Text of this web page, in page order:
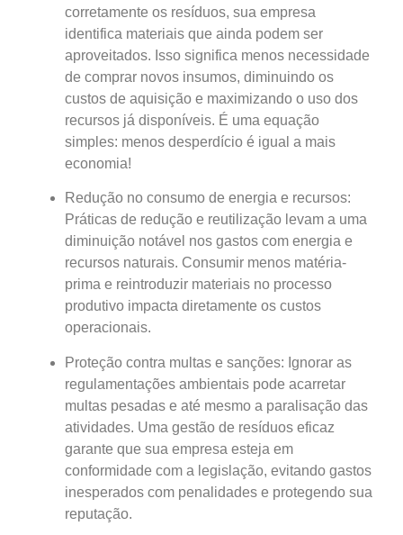
corretamente os resíduos, sua empresa
identifica materiais que ainda podem ser
aproveitados. Isso significa menos necessidade
de comprar novos insumos, diminuindo os
custos de aquisição e maximizando o uso dos
recursos já disponíveis. É uma equação
simples: menos desperdício é igual a mais
economia!
Redução no consumo de energia e recursos:
Práticas de redução e reutilização levam a uma
diminuição notável nos gastos com energia e
recursos naturais. Consumir menos matéria-
prima e reintroduzir materiais no processo
produtivo impacta diretamente os custos
operacionais.
Proteção contra multas e sanções: Ignorar as
regulamentações ambientais pode acarretar
multas pesadas e até mesmo a paralisação das
atividades. Uma gestão de resíduos eficaz
garante que sua empresa esteja em
conformidade com a legislação, evitando gastos
inesperados com penalidades e protegendo sua
reputação.